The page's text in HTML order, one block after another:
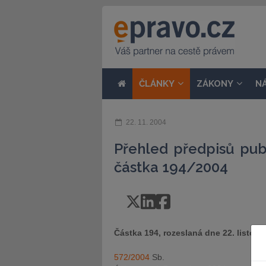
ČLÁNKY ZÁKONY
22. 11. 2004
Přehled předpisů
částka 194/2004
Částka 194, rozeslaná dne 22.
572/2004 Sb.